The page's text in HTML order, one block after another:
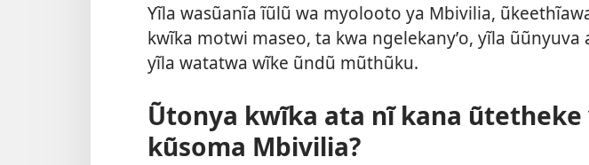
Yĩla wasũanĩa ĩũlũ wa myolooto ya Mbivilia,
kwĩka motwi maseo, ta kwa ngelekanyʼo, yĩla ũũnyuva
yĩla watatwa wĩke ũndũ mũthũku.
Ũtonya kwĩka ata nĩ kana ũtetheke
kũsoma Mbivilia?